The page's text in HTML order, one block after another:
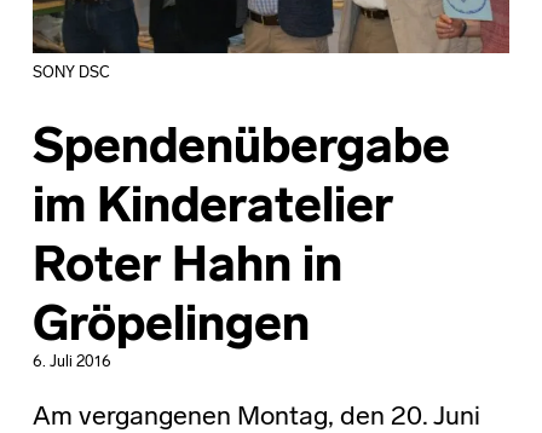
SONY DSC
Spendenübergabe
im Kinderatelier
Roter Hahn in
Gröpelingen
6. Juli 2016
Am vergangenen Montag, den 20. Juni